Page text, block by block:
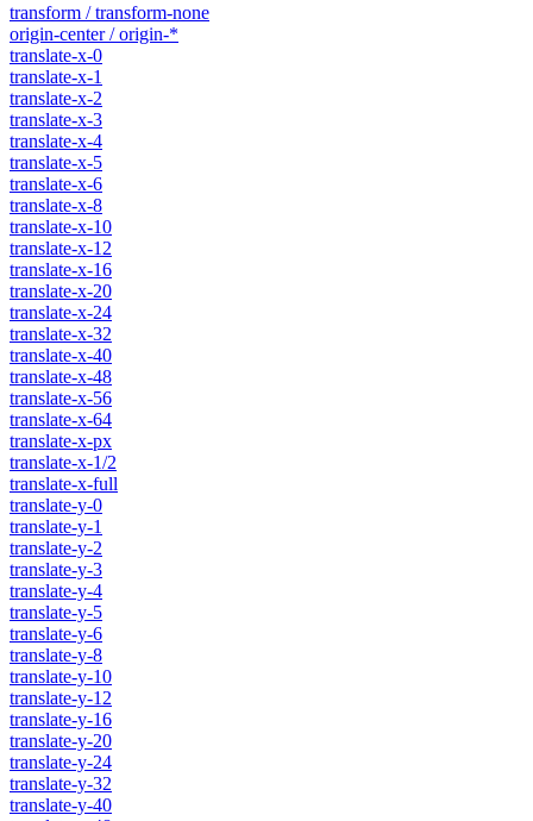
transform / transform-none
origin-center / origin-*
translate-x-0
translate-x-1
translate-x-2
translate-x-3
translate-x-4
translate-x-5
translate-x-6
translate-x-8
translate-x-10
translate-x-12
translate-x-16
translate-x-20
translate-x-24
translate-x-32
translate-x-40
translate-x-48
translate-x-56
translate-x-64
translate-x-px
translate-x-1/2
translate-x-full
translate-y-0
translate-y-1
translate-y-2
translate-y-3
translate-y-4
translate-y-5
translate-y-6
translate-y-8
translate-y-10
translate-y-12
translate-y-16
translate-y-20
translate-y-24
translate-y-32
translate-y-40